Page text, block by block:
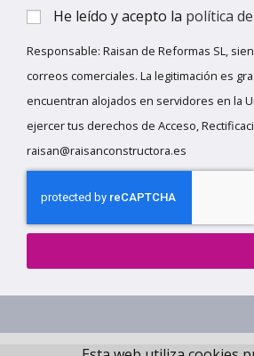
He leído y acepto la política
Responsable: Raisan de Reformas SL,
correos comerciales. La legitimación es
encuentran alojados en servidores en la
ejercer tus derechos de Acceso,
raisan@raisanconstructora.es